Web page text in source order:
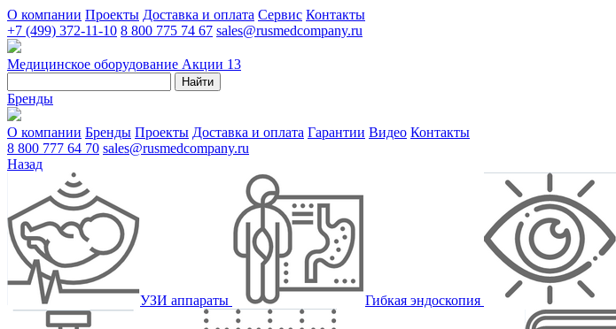
О компании Проекты Доставка и оплата Сервис Контакты
+7 (499) 372-11-10 8 800 775 74 67 sales@rusmedcompany.ru
Медицинское оборудование Акции 13
Найти
Бренды
О компании Бренды Проекты Доставка и оплата Гарантии Видео Контакты
8 800 777 64 70 sales@rusmedcompany.ru
Назад
УЗИ аппараты Гибкая эндоскопия